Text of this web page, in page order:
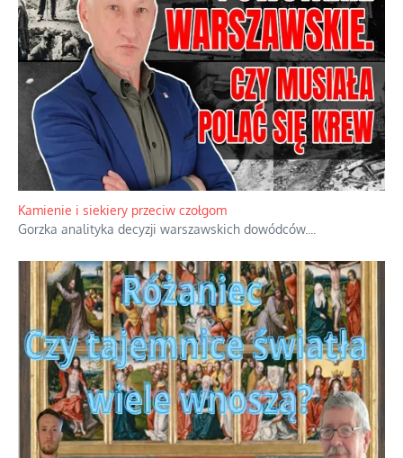
Kamienie i siekiery przeciw czołgom
Gorzka analityka decyzji warszawskich dowódców.